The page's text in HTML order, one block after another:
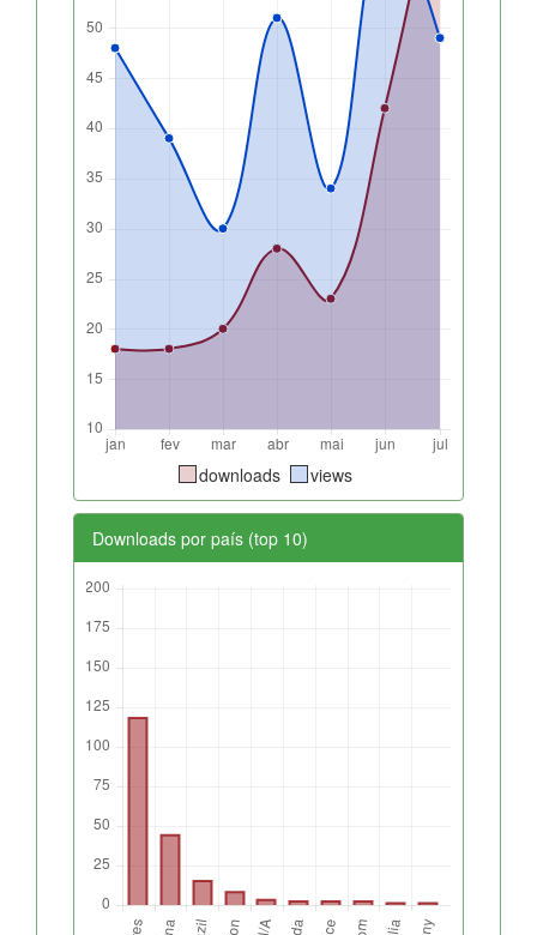
downloads views
Downloads por país (top 10)